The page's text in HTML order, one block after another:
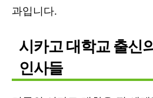
과입니다.
시카고 대학교 출신
인사들